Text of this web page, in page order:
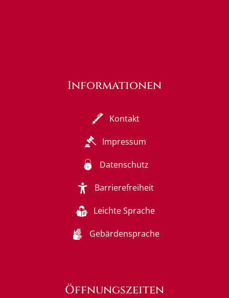
Informationen
Kontakt
Impressum
Datenschutz
Barrierefreiheit
Leichte Sprache
Gebärdensprache
Öffnungszeiten